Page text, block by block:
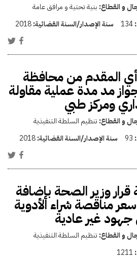
و القطاع: بنية تحتية و مرافق عامة
134 سنة الإصدار/السنة القضائية:2018
المقدم من محافظة
مد مدة عملية مقاولة
ومركز طبي
و القطاع: تنظيم السلطة التنفيذية
93 سنة الإصدار/السنة القضائية:2018
وزير الصحة بإضافة
إلى سعر مناقصة شراء الأدوية
غير عادية
و القطاع: تنظيم السلطة التنفيذية
1211